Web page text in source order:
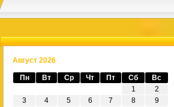
Август 2026
Пн Вт Ср Чт Пт Сб
Вс
1
2
3
4 5 6 7 8
9